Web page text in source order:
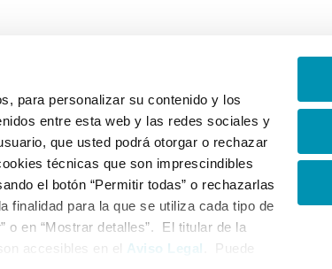
para personalizar su contenido y los
entre esta web y las redes sociales y
que usted podrá otorgar o rechazar
técnicas que son imprescindibles
el botón “Permitir todas” o rechazarlas
finalidad para la que se utiliza cada tipo de
o en “Mostrar detalles”. El titular de la
accesibles en el Aviso Legal . Puede